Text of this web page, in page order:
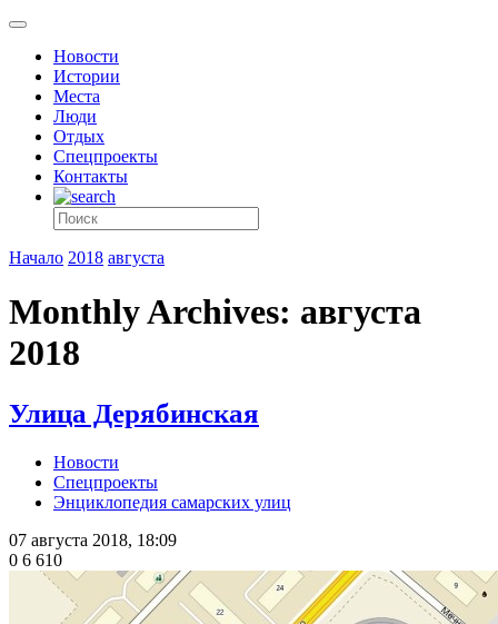
Новости
Истории
Места
Люди
Отдых
Спецпроекты
Контакты
Начало 2018 августа
Monthly Archives: августа
2018
Улица Дерябинская
Новости
Спецпроекты
Энциклопедия самарских улиц
07 августа 2018, 18:09
0 6 610